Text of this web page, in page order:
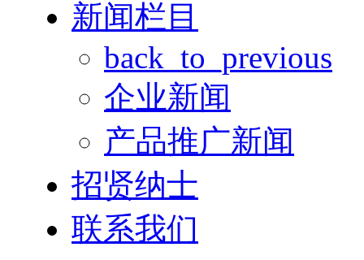
新闻栏目
back_to_previous
企业新闻
产品推广新闻
招贤纳士
联系我们